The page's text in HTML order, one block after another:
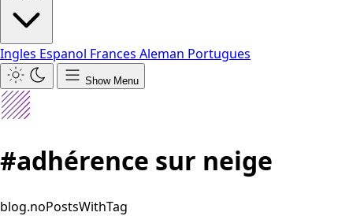
Ingles Espanol Frances Aleman Portugues
Show Menu
#adhérence sur neige
blog.noPostsWithTag